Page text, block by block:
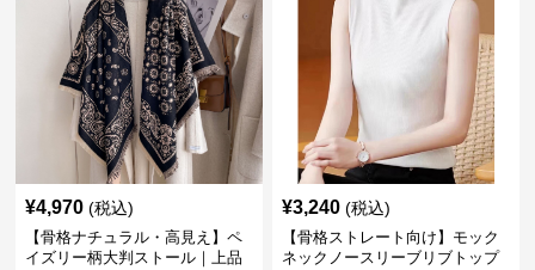
¥4,970 (税込)
【骨格ナチュラル・高見え】ペ
イズリー柄大判ストール｜上品
¥3,240 (税込)
【骨格ストレート向け】モック
ネックノースリーブリブトップ